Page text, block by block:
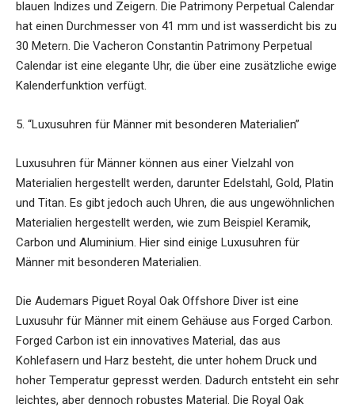
blauen Indizes und Zeigern. Die Patrimony Perpetual Calendar
hat einen Durchmesser von 41 mm und ist wasserdicht bis zu
30 Metern. Die Vacheron Constantin Patrimony Perpetual
Calendar ist eine elegante Uhr, die über eine zusätzliche ewige
Kalenderfunktion verfügt.
5. “Luxusuhren für Männer mit besonderen Materialien”
Luxusuhren für Männer können aus einer Vielzahl von
Materialien hergestellt werden, darunter Edelstahl, Gold, Platin
und Titan. Es gibt jedoch auch Uhren, die aus ungewöhnlichen
Materialien hergestellt werden, wie zum Beispiel Keramik,
Carbon und Aluminium. Hier sind einige Luxusuhren für
Männer mit besonderen Materialien.
Die Audemars Piguet Royal Oak Offshore Diver ist eine
Luxusuhr für Männer mit einem Gehäuse aus Forged Carbon.
Forged Carbon ist ein innovatives Material, das aus
Kohlefasern und Harz besteht, die unter hohem Druck und
hoher Temperatur gepresst werden. Dadurch entsteht ein sehr
leichtes, aber dennoch robustes Material. Die Royal Oak